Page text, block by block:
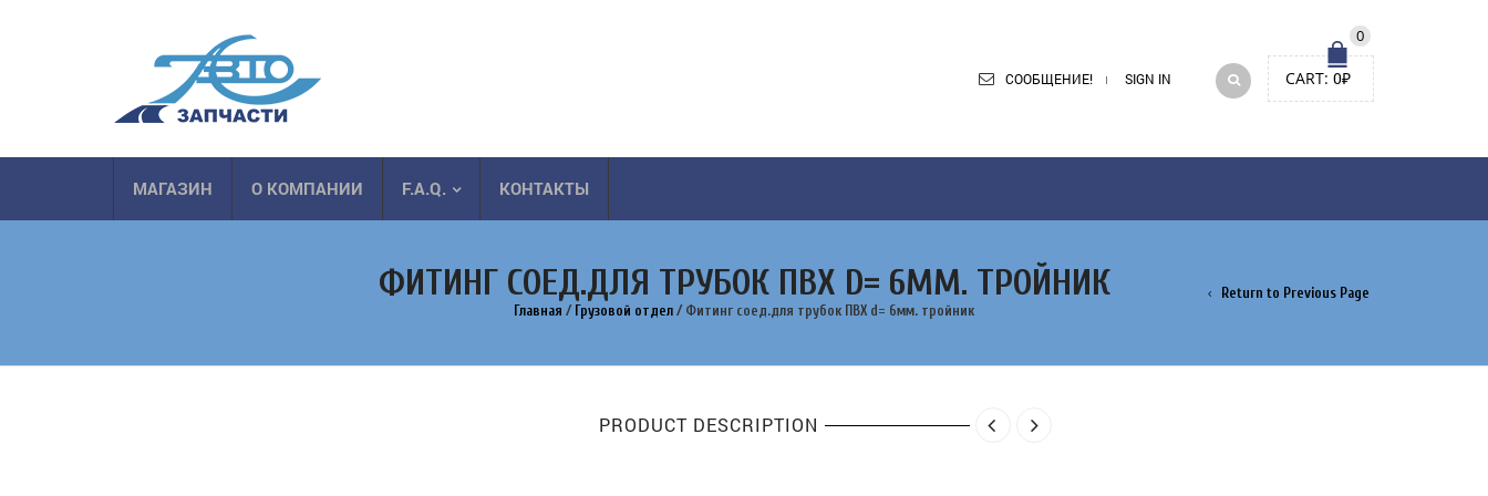
0
CART: 0₽
СООБЩЕНИЕ! SIGN IN
МАГАЗИН О КОМПАНИИ F.A.Q. КОНТАКТЫ
ФИТИНГ СОЕД.ДЛЯ ТРУБОК ПВХ D= 6ММ. ТРОЙНИК
Главная / Грузовой отдел / Фитинг соед.для трубок ПВХ d= 6мм. тройник
Return to Previous Page
PRODUCT DESCRIPTION